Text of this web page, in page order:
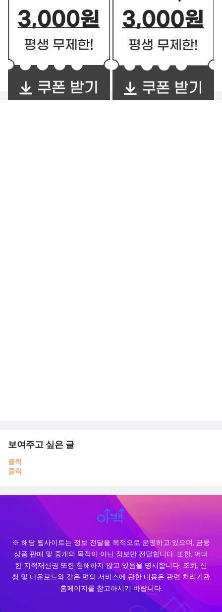
보여주고 싶은 글
클릭
클릭
※ 해당 웹사이트는 정보 전달을 목적으로 운영하고 있으며, 금융
상품 판매 및 중개의 목적이 아닌 정보만 전달합니다. 또한, 어떠
한 지적재산권 또한 침해하지 않고 있음을 명시합니다. 조회, 신
청 및 다운로드와 같은 편의 서비스에 관한 내용은 관련 처리기관
홈페이지를 참고하시기 바랍니다.